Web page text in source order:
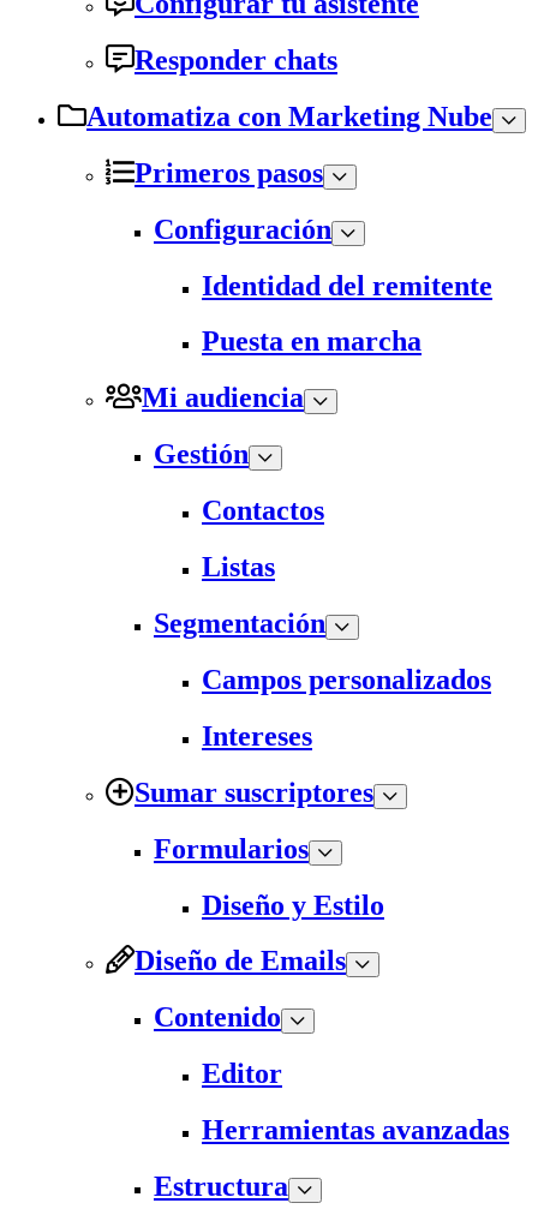
Responder chats
Automatiza con Marketing Nube
Primeros pasos
Configuración
Identidad del remitente
Puesta en marcha
Mi audiencia
Gestión
Contactos
Listas
Segmentación
Campos personalizados
Intereses
Sumar suscriptores
Formularios
Diseño y Estilo
Diseño de Emails
Contenido
Editor
Herramientas avanzadas
Estructura